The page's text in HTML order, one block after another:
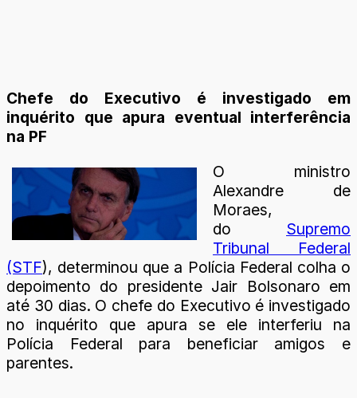
Chefe do Executivo é investigado em
inquérito que apura eventual interferência
na PF
O ministro
Alexandre de
Moraes,
do Supremo
Tribunal Federal
(STF), determinou que a Polícia Federal colha o
depoimento do presidente Jair Bolsonaro em
até 30 dias. O chefe do Executivo é investigado
no inquérito que apura se ele interferiu na
Polícia Federal para beneficiar amigos e
parentes.